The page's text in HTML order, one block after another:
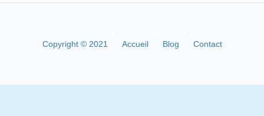
Copyright © 2021 Accueil Blog Contact